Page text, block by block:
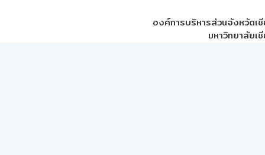
องค์การบริหารส่วนจังหวัดเ
มหาวิทยาลัยเ